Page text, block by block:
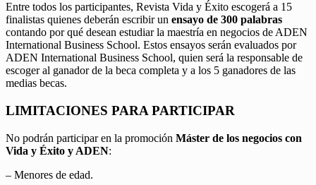
Entre todos los participantes, Revista Vida y Éxito escogerá a 15
finalistas quienes deberán escribir un ensayo de 300 palabras
contando por qué desean estudiar la maestría en negocios de ADEN
International Business School. Estos ensayos serán evaluados por
ADEN International Business School, quien será la responsable de
escoger al ganador de la beca completa y a los 5 ganadores de las
medias becas.
LIMITACIONES PARA PARTICIPAR
No podrán participar en la promoción Máster de los negocios con
Vida y Éxito y ADEN:
– Menores de edad.